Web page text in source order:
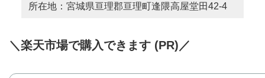
所在地：宮城県亘理郡亘理町逢隈高屋堂田42-4
＼楽天市場で購入できます (PR)／